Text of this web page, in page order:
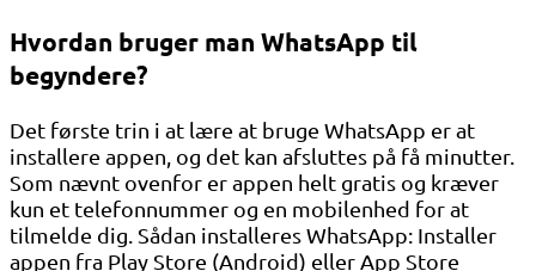
Hvordan bruger man WhatsApp til
begyndere?
Det første trin i at lære at bruge WhatsApp er at
installere appen, og det kan afsluttes på få minutter.
Som nævnt ovenfor er appen helt gratis og kræver
kun et telefonnummer og en mobilenhed for at
tilmelde dig. Sådan installeres WhatsApp: Installer
appen fra Play Store (Android) eller App Store